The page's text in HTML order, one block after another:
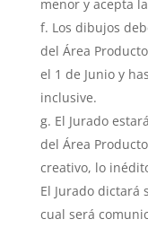
menor y acepta
Los dibujos
del Área
el 1 de Junio y
inclusive.
El Jurado
del Área
creativo, lo
El Jurado dictará
cual será